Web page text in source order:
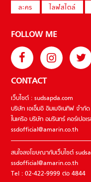
ละคร
ไลฟ์สไตล์
FOLLOW ME
CONTACT
เว็บไซต์ : sudsapda.com
บริษัท เอเอ็มอี อิมเมจิเนทีฟ จำกัด
ในเครือ บริษัท อมรินทร์ คอร์เปอ
ssdofficial@amarin.co.th
สนใจลงโฆษณากับเว็บไซต์
ssdofficial@amarin.co.th
Tel : 02-422-9999 ต่อ 4844